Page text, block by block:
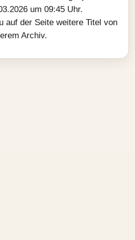
um 09:45 Uhr.
auf der Seite weitere Titel von
Archiv.